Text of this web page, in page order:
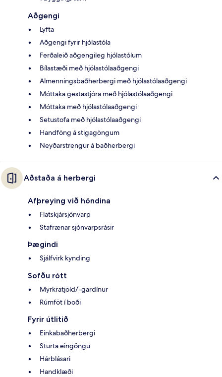
Aðgengi
Lyfta
Aðgengi fyrir hjólastóla
Ferðaleið aðgengileg hjólastólum
Bílastæði með hjólastólaaðgengi
Almenningsbaðherbergi með hjólastólaaðgengi
Móttaka gestastjóra með hjólastólaaðgengi
Móttaka með hjólastólaaðgengi
Setustofa með hjólastólaaðgengi
Handföng á stigagöngum
Neyðarstrengur á baðherbergi
Aðstaða á herbergi
Afþreying við höndina
Flatskjársjónvarp
Stafrænar sjónvarpsrásir
Þægindi
Sjálfvirk kynding
Sofðu rótt
Myrkratjöld/-gardínur
Rúmföt í boði
Fyrir útlitið
Einkabaðherbergi
Sturta eingöngu
Hárblásari
Handklæði